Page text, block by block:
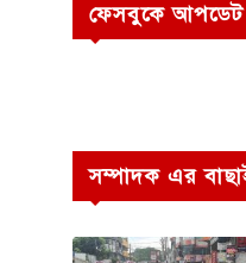
ফেসবুকে আপডেট
সম্পাদক এর